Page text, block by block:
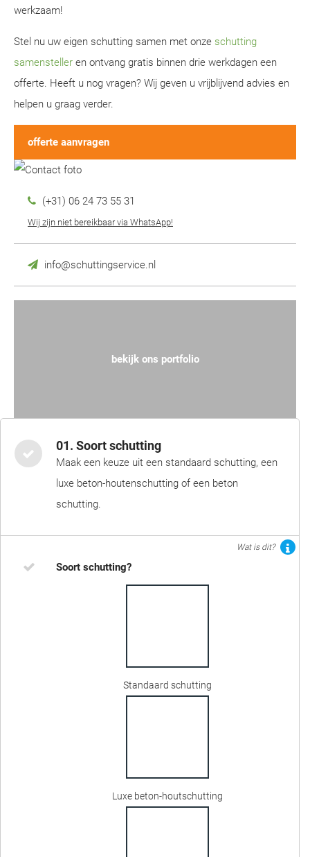
werkzaam!
Stel nu uw eigen schutting samen met onze schutting
samensteller en ontvang gratis binnen drie werkdagen een
offerte. Heeft u nog vragen? Wij geven u vrijblijvend advies en
helpen u graag verder.
offerte aanvragen
(+31) 06 24 73 55 31
Wij zijn niet bereikbaar via WhatsApp!
info@schuttingservice.nl
bekijk ons portfolio
01. Soort schutting
Maak een keuze uit een standaard schutting, een
luxe beton-houtenschutting of een beton
schutting.
Wat is dit?
Soort schutting?
Standaard schutting
Luxe beton-houtschutting